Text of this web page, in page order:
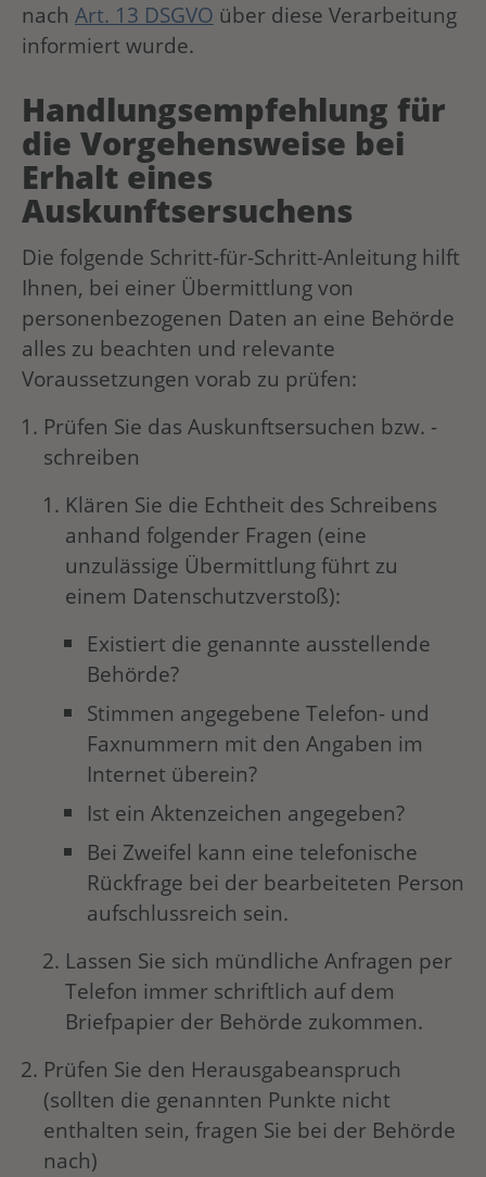
nach Art. 13 DSGVO über diese Verarbeitung
informiert wurde.
Handlungsempfehlung für
die Vorgehensweise bei
Erhalt eines
Auskunftsersuchens
Die folgende Schritt-für-Schritt-Anleitung hilft
Ihnen, bei einer Übermittlung von
personenbezogenen Daten an eine Behörde
alles zu beachten und relevante
Voraussetzungen vorab zu prüfen:
Prüfen Sie das Auskunftsersuchen bzw. -
schreiben
Klären Sie die Echtheit des Schreibens
anhand folgender Fragen (eine
unzulässige Übermittlung führt zu
einem Datenschutzverstoß):
Existiert die genannte ausstellende
Behörde?
Stimmen angegebene Telefon- und
Faxnummern mit den Angaben im
Internet überein?
Ist ein Aktenzeichen angegeben?
Bei Zweifel kann eine telefonische
Rückfrage bei der bearbeiteten Person
aufschlussreich sein.
Lassen Sie sich mündliche Anfragen per
Telefon immer schriftlich auf dem
Briefpapier der Behörde zukommen.
Prüfen Sie den Herausgabeanspruch
(sollten die genannten Punkte nicht
enthalten sein, fragen Sie bei der Behörde
nach)